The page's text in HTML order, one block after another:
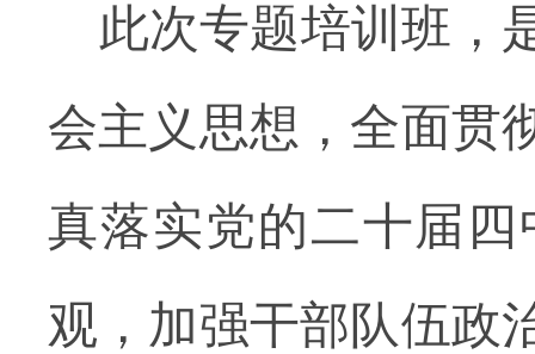
此次专题培训班，
会主义思想，全面贯
真落实党的二十届
观， 加强干部队伍政